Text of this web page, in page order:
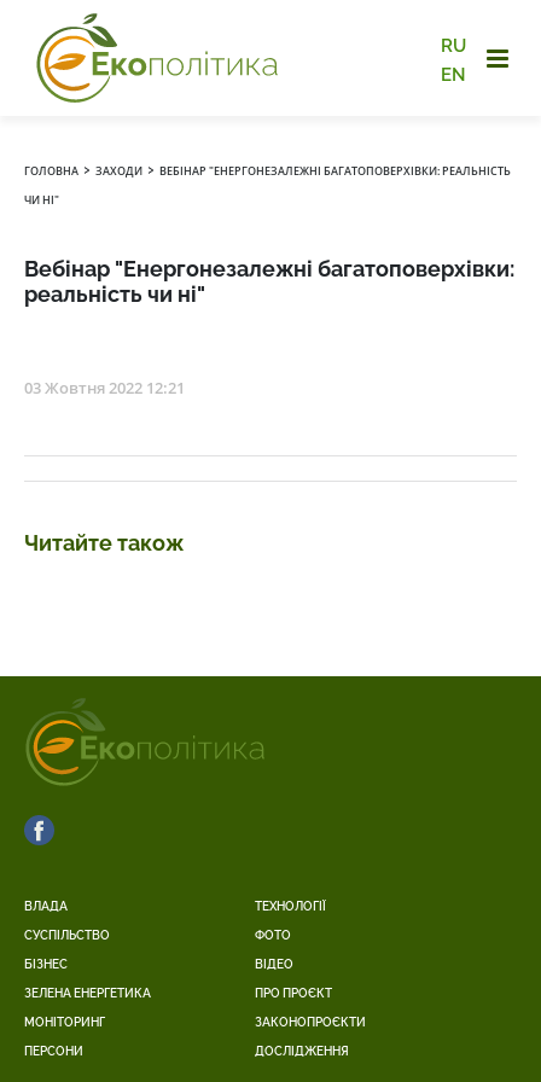
RU
EN
ГОЛОВНА › ЗАХОДИ › ВЕБІНАР "ЕНЕРГОНЕЗАЛЕЖНІ БАГАТОПОВЕРХІВКИ: РЕАЛЬНІСТЬ
ЧИ НІ"
Вебінар "Енергонезалежні багатоповерхівки:
реальність чи ні"
03 Жовтня 2022 12:21
Читайте також
ВЛАДА
СУСПІЛЬСТВО
БІЗНЕС
ЗЕЛЕНА ЕНЕРГЕТИКА
МОНІТОРИНГ
ПЕРСОНИ
ТЕХНОЛОГІЇ
ФОТО
ВІДЕО
ПРО ПРОЄКТ
ЗАКОНОПРОЄКТИ
ДОСЛІДЖЕННЯ